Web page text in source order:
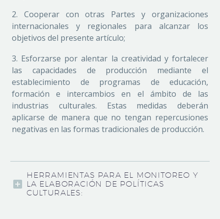
2. Cooperar con otras Partes y organizaciones
internacionales y regionales para alcanzar los
objetivos del presente artículo;
3. Esforzarse por alentar la creatividad y fortalecer
las capacidades de producción mediante el
establecimiento de programas de educación,
formación e intercambios en el ámbito de las
industrias culturales. Estas medidas deberán
aplicarse de manera que no tengan repercusiones
negativas en las formas tradicionales de producción.
HERRAMIENTAS PARA EL MONITOREO Y
LA ELABORACIÓN DE POLÍTICAS
CULTURALES: